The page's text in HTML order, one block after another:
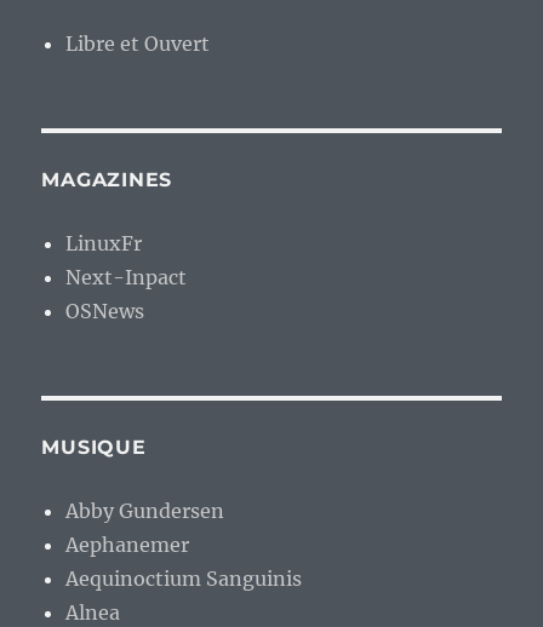
Libre et Ouvert
MAGAZINES
LinuxFr
Next-Inpact
OSNews
MUSIQUE
Abby Gundersen
Aephanemer
Aequinoctium Sanguinis
Alnea